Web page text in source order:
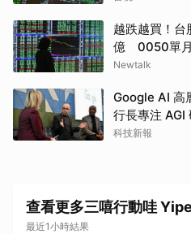
越跌越買！
億 0050單月
Newtalk
Google AI 高
行長專注 AGI
科技新報
查看更多三嘻行動哇
最近1小時結果